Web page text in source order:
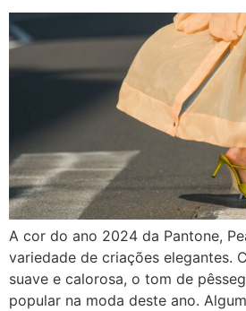
A cor do ano 2024 da Pantone,
variedade de criações elegantes.
suave e calorosa, o tom de
popular na moda deste ano.